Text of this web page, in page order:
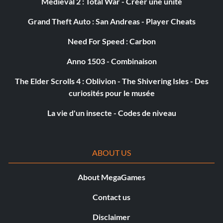
Objective: Destroy all targets during the mortar sequence
Récompense : 20 points
Objective: Kill 20 enemies with the Chopper Gunner in a
Récompense : 20 points
grenade in “Bag and Drag.”
Grand Theft Auto : San Andreas - Player Cheats
Need For Speed : Carbon
Anno 1503 - Combinaison
The Elder Scrolls 4 : Oblivion - The Shivering Isles - Des
curiosités pour le musée
La vie d'un insecte - Codes de niveau
ABOUT US
About MegaGames
Contact us
Disclaimer